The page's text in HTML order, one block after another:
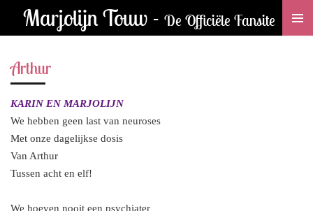
de
hoofdinhoud
Marjolijn Touw - De Officiële Fansite
Arthur
KARIN EN MARJOLIJN
We hebben geen last van neuroses
Met onze dagelijkse dosis
Van Arthur
Tussen acht en elf!
We hoeven nooit een psychiater